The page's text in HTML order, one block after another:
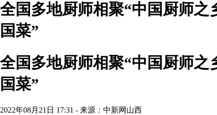
全国多地厨师相聚“中国厨师之
国菜”
全国多地厨师相聚“中国厨师之
国菜”
2022年08月21日 17:31 - 来源：中新网山西